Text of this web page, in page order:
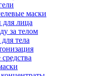
маски
лица
за телом
тела